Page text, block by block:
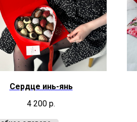
Сердце инь-янь
4 200 р.